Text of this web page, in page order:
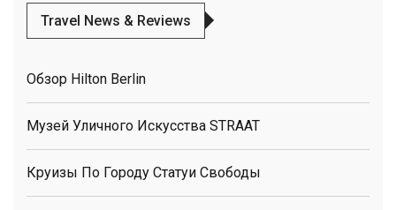
Travel News & Reviews
Обзор Hilton Berlin
Музей Уличного Искусства STRAAT
Круизы По Городу Статуи Свободы